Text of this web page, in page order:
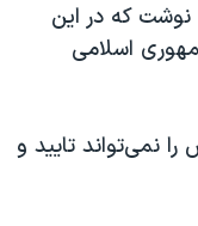
نوشت که در این
اسلامی
نمی‌تواند تایید و